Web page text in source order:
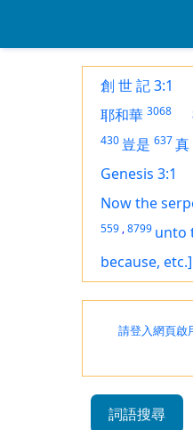
創 世 記 3:1
耶和華 3068
430 豈是 637真
Genesis 3:1
Now the
559 ,8799 unto
because, etc.]
請登入網頁啟
詞語搜尋